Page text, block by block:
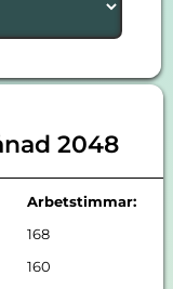
2048
Arbetstimmar:
168
160